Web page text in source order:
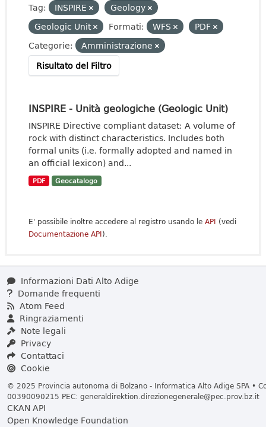
Tag: INSPIRE
Geology
Geologic Unit
Formati: WFS
PDF
Categorie:
Amministrazione
Risultato del Filtro
INSPIRE - Unità geologiche (Geologic Unit)
INSPIRE Directive compliant dataset: A volume of
rock with distinct characteristics. Includes both
formal units (i.e. formally adopted and named in
an official lexicon) and...
PDF Geocatalogo
E' possibile inoltre accedere al registro usando le API (vedi
Documentazione API).
Informazioni Dati Alto Adige
Domande frequenti
Atom Feed
Ringraziamenti
Note legali
Privacy
Contattaci
Cookie
© 2025 Provincia autonoma di Bolzano - Informatica Alto Adige SPA •
00390090215 PEC: generaldirektion.direzionegenerale@pec.prov.bz.it
CKAN API
Open Knowledge Foundation